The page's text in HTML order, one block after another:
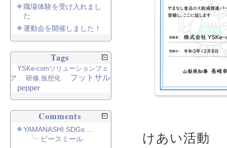
けあい活動
職場体験を受け入れまし
た
運動会を開催しました！
Tags
YSKe-comソリューションフェ
ア
研修,仮想化
フットサル
pepper
Comments
YAMANASHI SDGs ...
ピースミール